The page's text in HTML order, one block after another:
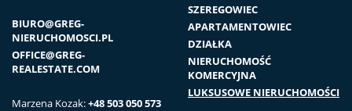
BIURO@GREG-
NIERUCHOMOSCI.PL
OFFICE@GREG-
REALESTATE.COM
Marzena Kozak:+48 503 050 573
SZEREGOWIEC
APARTAMENTOWIEC
DZIAŁKA
NIERUCHOMOŚĆ
KOMERCYJNA
LUKSUSOWE NIERUCHOMOŚCI